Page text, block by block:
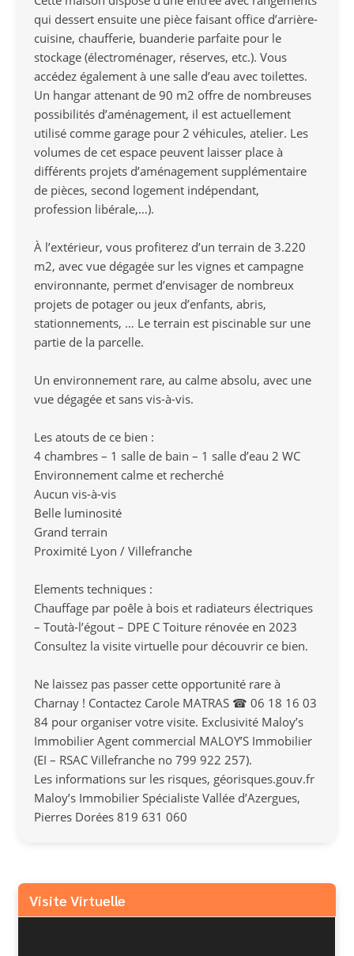
qui dessert ensuite une pièce faisant office d’arrière-
cuisine, chaufferie, buanderie parfaite pour le
stockage (électroménager, réserves, etc.). Vous
accédez également à une salle d’eau avec toilettes.
Un hangar attenant de 90 m2 offre de nombreuses
possibilités d’aménagement, il est actuellement
utilisé comme garage pour 2 véhicules, atelier. Les
volumes de cet espace peuvent laisser place à
différents projets d’aménagement supplémentaire
de pièces, second logement indépendant,
profession libérale,…).
À l’extérieur, vous profiterez d’un terrain de 3.220
m2, avec vue dégagée sur les vignes et campagne
environnante, permet d’envisager de nombreux
projets de potager ou jeux d’enfants, abris,
stationnements, … Le terrain est piscinable sur une
partie de la parcelle.
Un environnement rare, au calme absolu, avec une
vue dégagée et sans vis-à-vis.
Les atouts de ce bien :
4 chambres – 1 salle de bain – 1 salle d’eau 2 WC
Environnement calme et recherché
Aucun vis-à-vis
Belle luminosité
Grand terrain
Proximité Lyon / Villefranche
Elements techniques :
Chauffage par poêle à bois et radiateurs électriques
– Toutà-l’égout – DPE C Toiture rénovée en 2023
Consultez la visite virtuelle pour découvrir ce bien.
Ne laissez pas passer cette opportunité rare à
Charnay ! Contactez Carole MATRAS ☎ 06 18 16 03
84 pour organiser votre visite. Exclusivité Maloy’s
Immobilier Agent commercial MALOY’S Immobilier
(EI – RSAC Villefranche no 799 922 257).
Les informations sur les risques, géorisques.gouv.fr
Maloy’s Immobilier Spécialiste Vallée d’Azergues,
Pierres Dorées 819 631 060
Visite Virtuelle